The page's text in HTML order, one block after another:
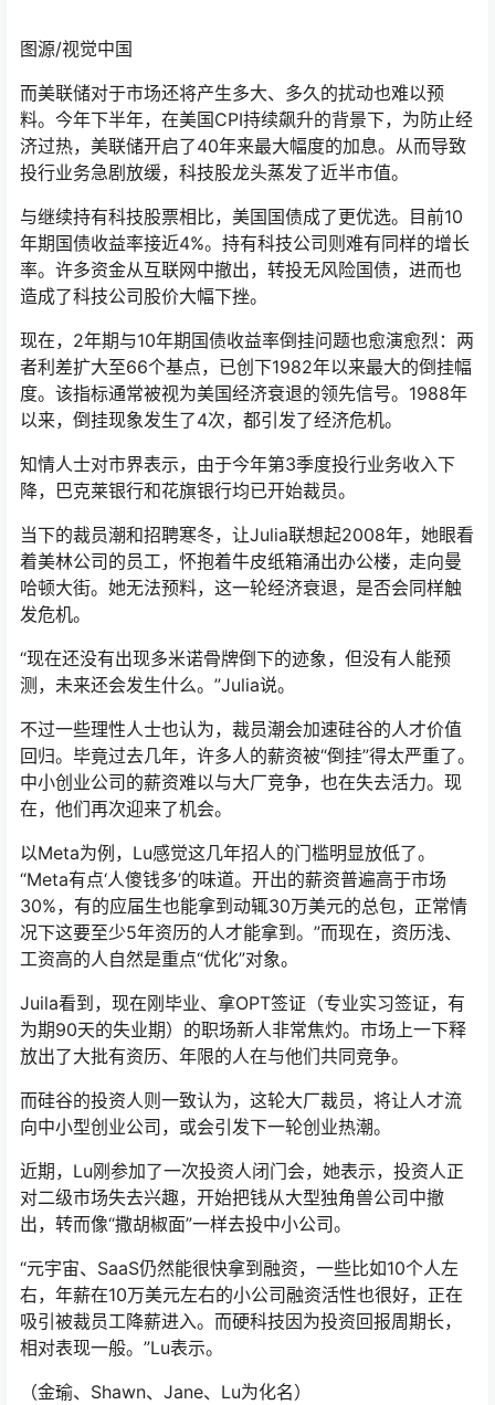
图源/视觉中国
而美联储对于市场还将产生多大、多久的扰动也难以预
料。今年下半年，在美国CPI持续飙升的背景下，为防止经
济过热，美联储开启了40年来最大幅度的加息。从而导致
投行业务急剧放缓，科技股龙头蒸发了近半市值。
与继续持有科技股票相比，美国国债成了更优选。目前10
年期国债收益率接近4%。持有科技公司则难有同样的增长
率。许多资金从互联网中撤出，转投无风险国债，进而也
造成了科技公司股价大幅下挫。
现在，2年期与10年期国债收益率倒挂问题也愈演愈烈：两
者利差扩大至66个基点，已创下1982年以来最大的倒挂幅
度。该指标通常被视为美国经济衰退的领先信号。1988年
以来，倒挂现象发生了4次，都引发了经济危机。
知情人士对市界表示，由于今年第3季度投行业务收入下
降，巴克莱银行和花旗银行均已开始裁员。
当下的裁员潮和招聘寒冬，让Julia联想起2008年，她眼看
着美林公司的员工，怀抱着牛皮纸箱涌出办公楼，走向曼
哈顿大街。她无法预料，这一轮经济衰退，是否会同样触
发危机。
“现在还没有出现多米诺骨牌倒下的迹象，但没有人能预
测，未来还会发生什么。”Julia说。
不过一些理性人士也认为，裁员潮会加速硅谷的人才价值
回归。毕竟过去几年，许多人的薪资被“倒挂”得太严重了。
中小创业公司的薪资难以与大厂竞争，也在失去活力。现
在，他们再次迎来了机会。
以Meta为例，Lu感觉这几年招人的门槛明显放低了。
“Meta有点‘人傻钱多’的味道。开出的薪资普遍高于市场
30%，有的应届生也能拿到动辄30万美元的总包，正常情
况下这要至少5年资历的人才能拿到。”而现在，资历浅、
工资高的人自然是重点“优化”对象。
Juila看到，现在刚毕业、拿OPT签证（专业实习签证，有
为期90天的失业期）的职场新人非常焦灼。市场上一下释
放出了大批有资历、年限的人在与他们共同竞争。
而硅谷的投资人则一致认为，这轮大厂裁员，将让人才流
向中小型创业公司，或会引发下一轮创业热潮。
近期，Lu刚参加了一次投资人闭门会，她表示，投资人正
对二级市场失去兴趣，开始把钱从大型独角兽公司中撤
出，转而像“撒胡椒面”一样去投中小公司。
“元宇宙、SaaS仍然能很快拿到融资，一些比如10个人左
右，年薪在10万美元左右的小公司融资活性也很好，正在
吸引被裁员工降薪进入。而硬科技因为投资回报周期长，
相对表现一般。”Lu表示。
（金瑜、Shawn、Jane、Lu为化名）